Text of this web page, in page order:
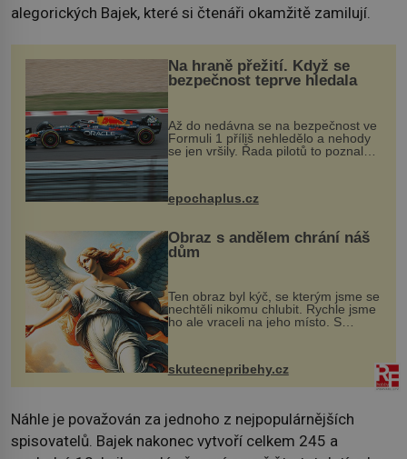
alegorických Bajek, které si čtenáři okamžitě zamilují.
Na hraně přežití. Když se
bezpečnost teprve hledala
Až do nedávna se na bezpečnost ve
Formuli 1 příliš nehledělo a nehody
se jen vršily. Řada pilotů to poznala
na vlastní kůži, často s trvalými
následky nebo bohužel i ztrátou
života. Dnes nepochopiteln...
epochaplus.cz
Obraz s andělem chrání náš
dům
Ten obraz byl kýč, se kterým jsme se
nechtěli nikomu chlubit. Rychle jsme
ho ale vraceli na jeho místo. S
manželem Vaškem jsme si pořídili
chaloupku, takový domek na severu
Čech, kde jsme si naplánova...
skutecnepribehy.cz
Náhle je považován za jednoho z nejpopulárnějších
spisovatelů. Bajek nakonec vytvoří celkem 245 a